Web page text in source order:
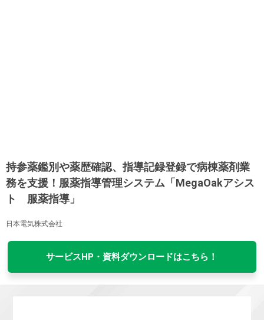
持参薬鑑別や薬歴確認、指導記録登録で病棟薬剤業
務を支援！服薬指導管理システム「MegaOakアシス
ト 服薬指導」
日本電気株式会社
サービスHP・資料ダウンロードはこちら！